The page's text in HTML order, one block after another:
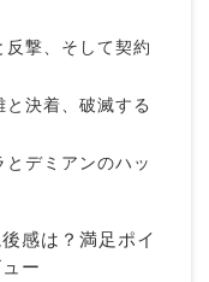
撃、そして契約
決着、破滅する
デミアンのハッ
感は？満足ポイ
ー